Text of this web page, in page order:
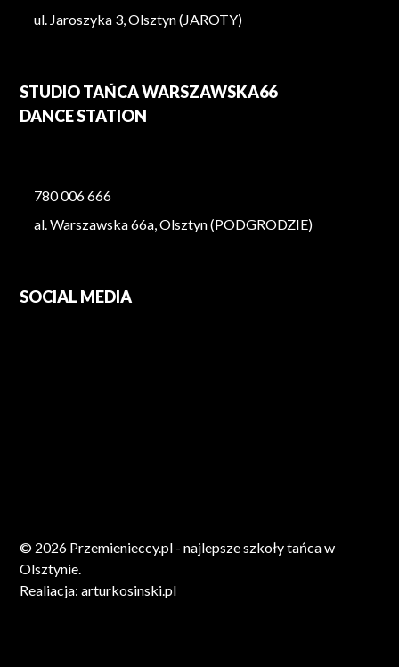
ul. Jaroszyka 3, Olsztyn (JAROTY)
STUDIO TAŃCA WARSZAWSKA66
DANCE STATION
780 006 666
al. Warszawska 66a, Olsztyn (PODGRODZIE)
SOCIAL MEDIA
© 2026 Przemienieccy.pl - najlepsze szkoły tańca w
Olsztynie.
Realiacja:arturkosinski.pl